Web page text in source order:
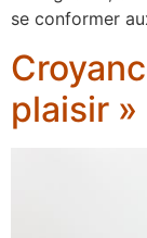
se conformer
plaisir »